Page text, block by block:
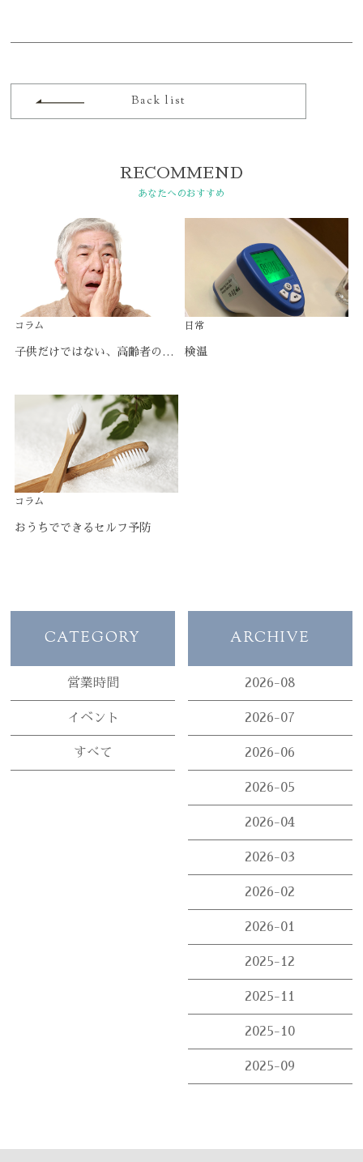
078-861-2525
Back list
RECOMMEND
あなたへのおすすめ
コラム 日常
検温
コラム
おうちでできるセルフ予防
CATEGORY
営業時間
イベント
すべて
ARCHIVE
2026-08
2026-07
2026-06
2026-05
2026-04
2026-03
2026-02
2026-01
2025-12
2025-11
2025-10
2025-09